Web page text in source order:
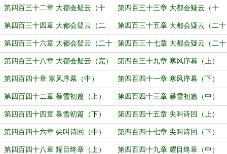
七）
第四百三十二章 大都会疑云（十
八）
第四百三十三章 大都会疑云（十
九）
第四百三十四章 大都会疑云（二
十）
第四百三十五章 大都会疑云（二十
一）
第四百三十六章 大都会疑云（二十
二）
第四百三十七章 大都会疑云（二十
三）
第四百三十八章 大都会疑云（完） 第四百三十九章 寒风序幕（上）
第四百四十章 寒风序幕（中） 第四百四十一章 寒风序幕（下）
第四百四十二章 暴雪初篇（上） 第四百四十三章 暴雪初篇（中）
第四百四十四章 暴雪初篇（下） 第四百四十五章 尖叫诗回（上）
第四百四十六章 尖叫诗回（中） 第四百四十七章 尖叫诗回（下）
第四百四十八章 耀目终章（上） 第四百四十九章 耀目终章（中）